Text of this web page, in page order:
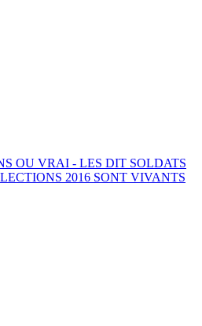
OU VRAI - LES DIT SOLDATS
2016 SONT VIVANTS